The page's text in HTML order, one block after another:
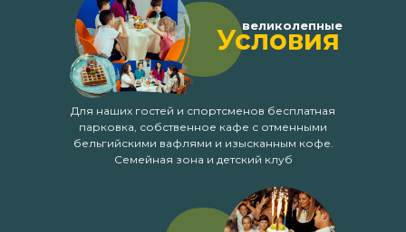
Для наших гостей и спортсменов бесплатная
парковка, собственное кафе с отменными
бельгийскими вафлями и изысканным кофе.
Семейная зона и детский клуб
Условия
великолепные